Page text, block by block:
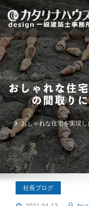
Skip
to
content
おしゃれな住
の間取り
おしゃれな住宅を実現
社長ブログ